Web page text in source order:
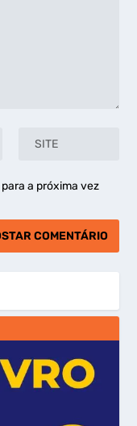
a próxima vez